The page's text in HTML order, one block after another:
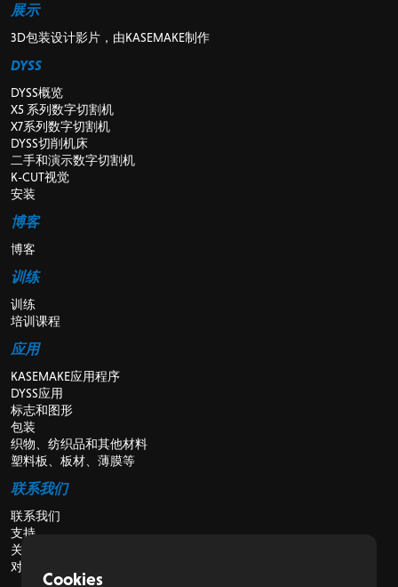
展示
3D包装设计影片，由KASEMAKE制作
DYSS
DYSS概览
X5 系列数字切割机
X7系列数字切割机
DYSS切削机床
二手和演示数字切割机
K-CUT视觉
安装
博客
博客
训练
训练
培训课程
应用
KASEMAKE应用程序
DYSS应用
标志和图形
包装
织物、纺织品和其他材料
塑料板、板材、薄膜等
联系我们
联系我们
支持
关于我们
对于经销商
Cookies